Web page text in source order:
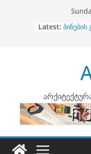
Latest: ბინების